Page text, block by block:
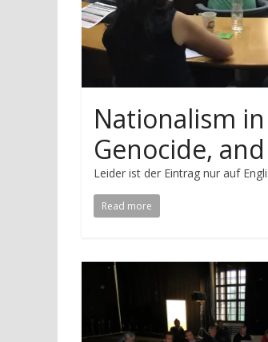
Nationalism
Genocide,
Leider ist der Eintrag nur auf
Read more